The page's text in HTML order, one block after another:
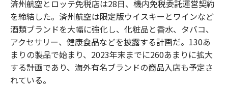
済州航空とロッテ免税店は28日、機内免税委託運営契約
を締結した。済州航空は限定版ウイスキーとワインなど
酒類ブランドを大幅に強化し、化粧品と香水、タバコ、
アクセサリー、健康食品などを披露する計画だ。130あ
まりの製品で始まり、2023年末までに260あまりに拡大
する計画であり、海外有名ブランドの商品入店も予定さ
れている。